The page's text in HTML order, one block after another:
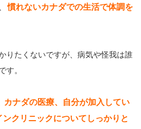
慣れないカナダでの生活で体調を
りたくないですが、病気や怪我は誰
す。
カナダの医療、自分が加入してい
クリニックについてしっかりと